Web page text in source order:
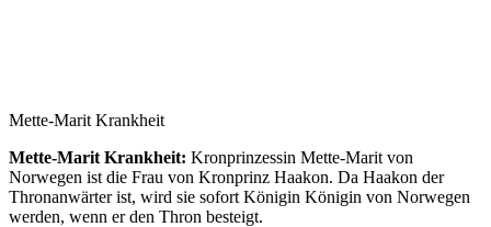
Mette-Marit Krankheit
Mette-Marit Krankheit: Kronprinzessin Mette-Marit von
Norwegen ist die Frau von Kronprinz Haakon. Da Haakon der
Thronanwärter ist, wird sie sofort Königin Königin von Norwegen
werden, wenn er den Thron besteigt.